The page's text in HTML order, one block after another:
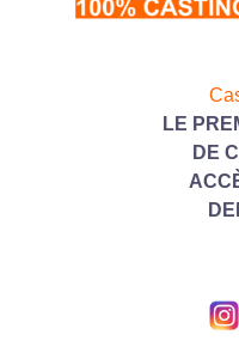
LE
DE
ACC